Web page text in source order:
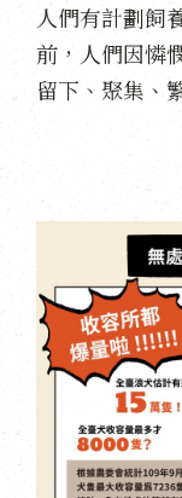
人們有計劃飼
前，人們因憐
留下、聚集、